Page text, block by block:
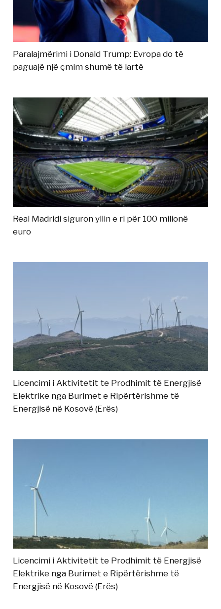
Paralajmërimi i Donald Trump: Evropa do të
paguajë një çmim shumë të lartë
Real Madridi siguron yllin e ri për 100 milionë
euro
Licencimi i Aktivitetit te Prodhimit të Energjisë
Elektrike nga Burimet e Ripërtërishme të
Energjisë në Kosovë (Erës)
Licencimi i Aktivitetit te Prodhimit të Energjisë
Elektrike nga Burimet e Ripërtërishme të
Energjisë në Kosovë (Erës)